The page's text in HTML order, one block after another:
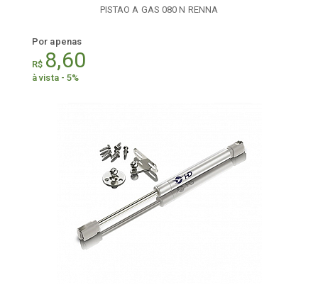
PISTAO A GAS 080 N RENNA
Por apenas
R$ 8,60
à vista - 5%